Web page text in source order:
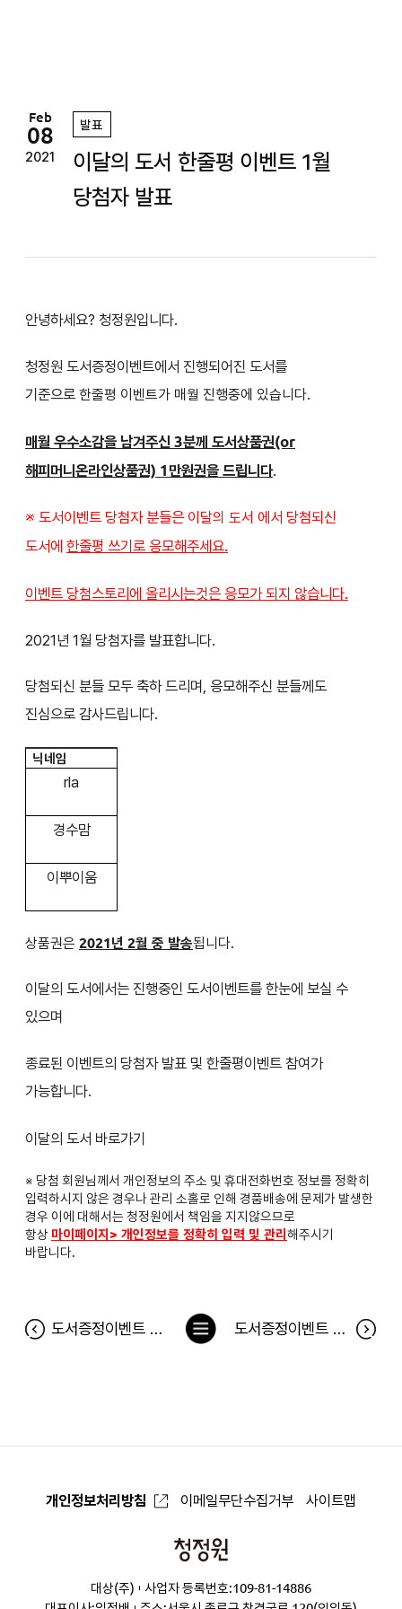
Feb
08
2021
발표
이달의 도서 한줄평 이벤트 1월
당첨자 발표
안녕하세요? 청정원입니다.
청정원 도서증정이벤트에서 진행되어진 도서를
기준으로 한줄평 이벤트가 매월 진행중에 있습니다.
매월 우수소감을 남겨주신 3분께 도서상품권(or
해피머니온라인상품권) 1만원권을 드립니다.
※ 도서이벤트 당첨자 분들은 이달의 도서 에서 당첨되신
도서에 한줄평 쓰기로 응모해주세요.
이벤트 당첨스토리에 올리시는것은 응모가 되지 않습니다.
2021년 1월 당첨자를 발표합니다.
당첨되신 분들 모두 축하 드리며, 응모해주신 분들께도
진심으로 감사드립니다.
닉네임
rla
경수맘
이뿌이움
상품권은 2021년 2월 중 발송됩니다.
이달의 도서에서는 진행중인 도서이벤트를 한눈에 보실 수
있으며
종료된 이벤트의 당첨자 발표 및 한줄평이벤트 참여가
가능합니다.
이달의 도서 바로가기
※ 당첨 회원님께서 개인정보의 주소 및 휴대전화번호 정보를 정확히
입력하시지 않은 경우나 관리 소홀로 인해 경품배송에 문제가 발생한
경우 이에 대해서는 청정원에서 책임을 지지않으므로
항상 마이페이지> 개인정보를 정확히 입력 및 관리 해주시기
바랍니다.
도서증정이벤트 <여자를 위한 생각하라! 그러면 부자가 되리라> 당첨자 도서증정이벤트 <스토리텔링 바이블> 당첨자
목
록
개인정보처리방침 이메일무단수집거부 사이트맵
청
원
대상(주)
사업자 등록번호:109-81-14886